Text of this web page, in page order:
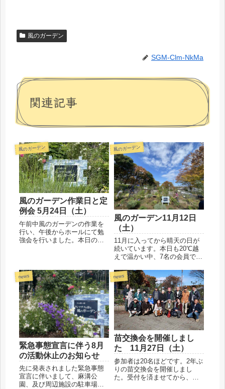
風のガーデン
SGM-Clm-NkMa
関連記事
風のガーデン
風のガーデン作業日と定
例会 5月24日（土）
午前中風のガーデンの作業を
行い、午後からホールにて勉
強会を行いました。本日の参
に見せるための支柱の扱いに
ついてと、挿し芽のおさらい
を行いました。初めて参加の
会員...
風のガーデン
風のガーデン11月12日
（土）
11月に入ってから晴天の日が
続いています。本日も20℃越
えで温かい中、7名の会員で作
お疲れ様でした。雑草が多く
なっていたのと、伸びすぎて
しまった植栽を減らしたり、
今年も頭上のけやきの葉が降
り始めていますので、それ
ら...
news
緊急事態宣言に伴う8月
の活動休止のお知らせ
先に発表されました緊急事態
宣言に伴いまして、麻溝公
園、及び周辺施設の駐車場も
news
苗交換会を開催しまし
た 11月27日（土）
参加者は20名ほどです。2年ぶ
りの苗交換会を開催しまし
た。受付を済ませてから、金